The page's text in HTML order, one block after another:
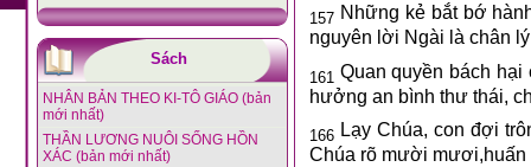
Sách
NHÂN BẢN THEO KI-TÔ GIÁO (bản
mới nhất)
THẦN LƯƠNG NUÔI SỐNG HỒN
XÁC (bản mới nhất)
157 Những kẻ bắt bớ
nguyên lời Ngài là chân
161 Quan quyền bách
hưởng an bình thư thái,
166 Lạy Chúa, con đợi
Chúa rõ mười mươi,huấn